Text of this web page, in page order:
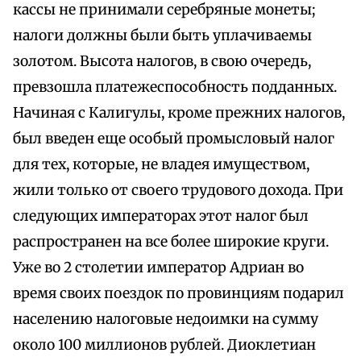
кассы не принимали серебряные монеты;
налоги должны были быть уплачиваемы
золотом. Высота налогов, в свою очередь,
превзошла платежеспособность подданных.
Начиная с Калигулы, кроме прежних налогов,
был введен еще особый промысловый налог
для тех, которые, не владея имуществом,
жили только от своего трудового дохода. При
следующих императорах этот налог был
распространен на все более широкие круги.
Уже во 2 столетии император Адриан во
время своих поездок по провинциям подарил
населению налоговые недоимки на сумму
около 100 миллионов рублей. Диоклетиан